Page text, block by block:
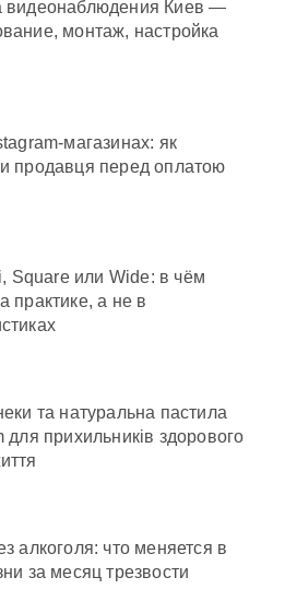
видеонаблюдения Киев —
монтаж, настройка
магазинах: як
продавця перед оплатою
Square или Wide: в чём
практике, а не в
та натуральна пастила
для прихильників здорового
алкоголя: что меняется в
за месяц трезвости